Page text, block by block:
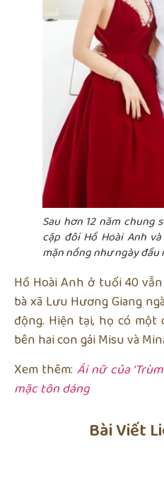
Sau hơn 12 năm chung
cặp đôi Hồ Hoài Anh
mặn nồng như ngày đầu
Hồ Hoài Anh ở tuổi 40
bà xã Lưu Hương Giang
động. Hiện tại, họ có
bên hai con gái Misu và
Xem thêm: Ái nữ của
mặc tôn dáng
Bài Viết